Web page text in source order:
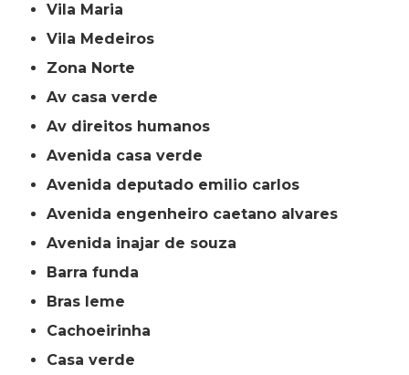
Vila Maria
Vila Medeiros
Zona Norte
av casa verde
av direitos humanos
avenida casa verde
avenida deputado emilio carlos
avenida engenheiro caetano alvares
avenida inajar de souza
barra funda
bras leme
cachoeirinha
casa verde